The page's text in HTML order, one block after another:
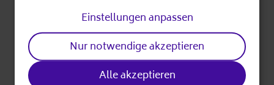
Partner
Unsere Partner
cookiesEinstellungen anpassen
Nur notwendige akzeptieren
Alle akzeptieren